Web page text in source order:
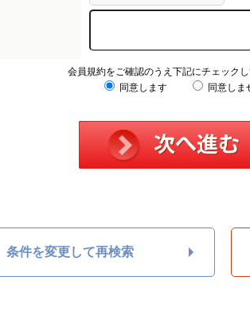
会員規約をご確認のうえ下記にチェックし
同意します
同意しま
条件を変更して再検索